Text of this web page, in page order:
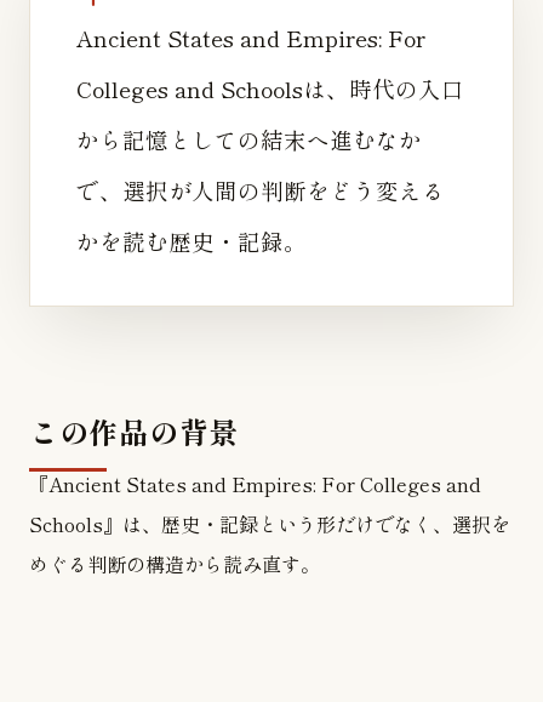
Ancient States and Empires: For
Colleges and Schoolsは、時代の入口
から記憶としての結末へ進むなか
で、選択が人間の判断をどう変える
かを読む歴史・記録。
この作品の背景
『Ancient States and Empires: For Colleges and
Schools』は、歴史・記録という形だけでなく、選択を
めぐる判断の構造から読み直す。